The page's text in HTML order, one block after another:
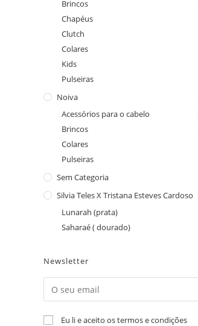
Brincos
Chapéus
Clutch
Colares
Kids
Pulseiras
Noiva
Acessórios para o cabelo
Brincos
Colares
Pulseiras
Sem Categoria
Silvia Teles X Tristana Esteves Cardoso
Lunarah (prata)
Saharaé ( dourado)
Newsletter
Eu li e aceito os termos e condições